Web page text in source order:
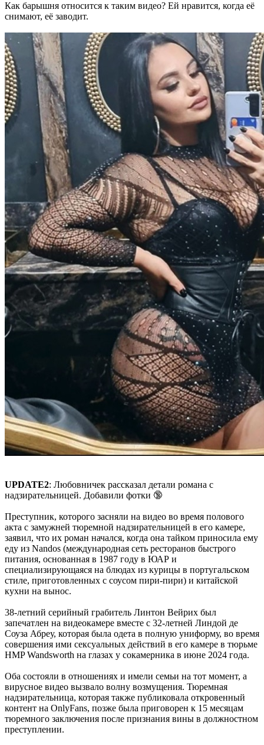
Как барышня относится к таким видео? Ей нравится, когда её
снимают, её заводит.
UPDATE2: Любовничек рассказал детали романа с
надзирательницей. Добавили фотки 🔞
Преступник, которого засняли на видео во время полового
акта с замужней тюремной надзирательницей в его камере,
заявил, что их роман начался, когда она тайком приносила ему
еду из Nandos (международная сеть ресторанов быстрого
питания, основанная в 1987 году в ЮАР и
специализирующаяся на блюдах из курицы в португальском
стиле, приготовленных с соусом пири-пири) и китайской
кухни на вынос.
38-летний серийный грабитель Линтон Вейрих был
запечатлен на видеокамере вместе с 32-летней Линдой де
Соуза Абреу, которая была одета в полную униформу, во время
совершения ими сексуальных действий в его камере в тюрьме
HMP Wandsworth на глазах у сокамерника в июне 2024 года.
Оба состояли в отношениях и имели семьи на тот момент, а
вирусное видео вызвало волну возмущения. Тюремная
надзирательница, которая также публиковала откровенный
контент на OnlyFans, позже была приговорен к 15 месяцам
тюремного заключения после признания вины в должностном
преступлении.